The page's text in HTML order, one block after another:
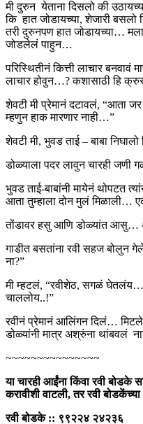
मी दुरुन येताना दिसलो की
कि हात जोडायच्या, शेजारी बसलो
तरी दुरुनपण हात जोडायच्या…
जोडलेलं पाहुन…
परिस्थितीनं कित्ती लाचार
लाचार होवुन…? कशासाठी हि
शेवटी मी प्रेमानं दटावलं, “आता
म्हणुन हाक मारणार नाही…”
शेवटी मी, भुवड ताई – बाबा
डोळ्याला पदर लावुन चारही जणी
भुवड ताई-बाबांनी मायेनं थोपटत
आता तुम्हाला दोन मुलं मिळाली…
तोंडावर हसु आणि डोळ्यांत आसु…
गाडीत बसतांना रवी सहज बोलुन
ना?”
मी म्हटलं, “रवीशेठ, सगळं
चाललोय..!”
रवीनं प्रेमानं आलिंगन दिलं…
डोळ्यांनी मात्र अश्रुंना थांबवलं
~~~~~~~~~~~~~~~
या चारही आईंना किंवा रवी बोडके
करावीशी वाटली,तर रवी
रवी बोडके :: ९९२२४ २४२३६